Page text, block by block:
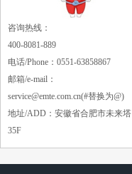
咨询热线：
400-8081-889
电话/Phone：0551-63858867
邮箱/e-mail：
service@emte.com.cn(#替换为@)
地址/ADD：安徽省合肥市未来塔
35F